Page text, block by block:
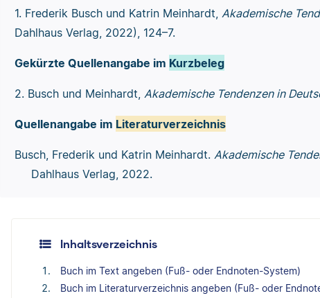
1. Frederik Busch und Katrin Meinhardt, Akademische
Dahlhaus Verlag, 2022), 124–7.
Gekürzte Quellenangabe im Kurzbeleg
2. Busch und Meinhardt, Akademische Tendenzen in
Quellenangabe im Literaturverzeichnis
Busch, Frederik und Katrin Meinhardt. Akademische
Dahlhaus Verlag, 2022.
Inhaltsverzeichnis
Buch im Text angeben (Fuß- oder Endnoten-System)
Buch im Literaturverzeichnis angeben (Fuß- oder